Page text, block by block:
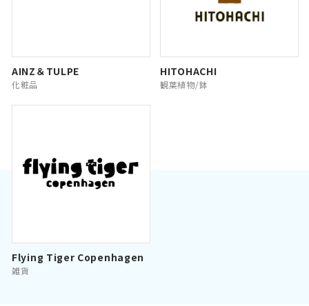
AINZ＆TULPE
化粧品
HITOHACHI
観葉植物/鉢
Flying Tiger Copenhagen
雑貨